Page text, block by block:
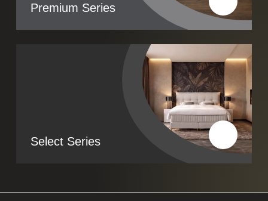
Premium Series Lees meer
Select Series Lees meer